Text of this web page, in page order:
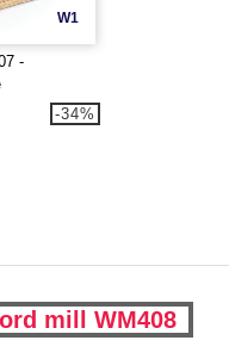
W1
-
-34%
mill WM408